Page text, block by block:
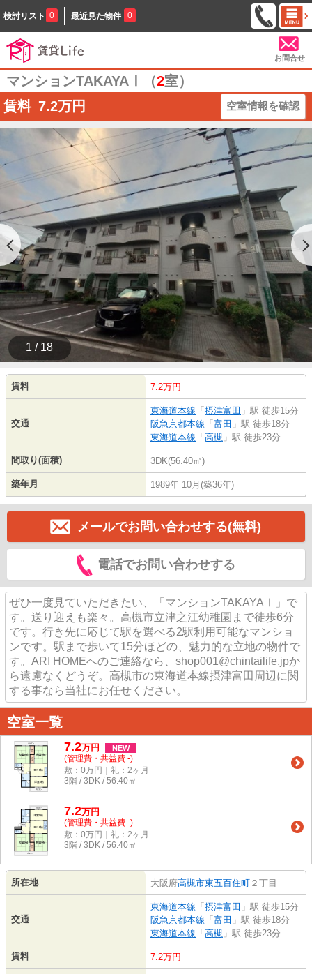
検討リスト 0 最近見た物件 0
お問合せ
マンションTAKAYAⅠ（2室）
賃料 7.2万円 空室情報を確認
1 / 18
賃料 7.2万円
交通
東海道本線 「 摂津富田 」駅 徒歩15分
阪急京都本線 「 富田 」駅 徒歩18分
東海道本線 「 高槻 」駅 徒歩23分
間取り(面積) 3DK(56.40㎡)
築年月 1989年 10月(築36年)
メールでお問い合わせする(無料)
電話でお問い合わせする
ぜひ一度見ていただきたい、「マンションTAKAYAⅠ」で
す。送り迎えも楽々。高槻市立津之江幼稚園まで徒歩6分
です。行き先に応じて駅を選べる2駅利用可能なマンショ
ンです。駅まで歩いて15分ほどの、魅力的な立地の物件で
す。ARI HOMEへのご連絡なら、shop001@chintailife.jpか
ら遠慮なくどうぞ。高槻市の東海道本線摂津富田周辺に関
する事なら当社にお任せください。
空室一覧
7.2万円 NEW
(管理費・共益費 -)
敷：0万円｜礼：2ヶ月
3階 / 3DK / 56.40㎡
7.2万円
(管理費・共益費 -)
敷：0万円｜礼：2ヶ月
3階 / 3DK / 56.40㎡
所在地 大阪府高槻市東五百住町 ２丁目
交通
東海道本線 「 摂津富田 」駅 徒歩15分
阪急京都本線 「 富田 」駅 徒歩18分
東海道本線 「 高槻 」駅 徒歩23分
賃料 7.2万円